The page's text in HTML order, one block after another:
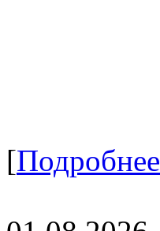
[Подробнее